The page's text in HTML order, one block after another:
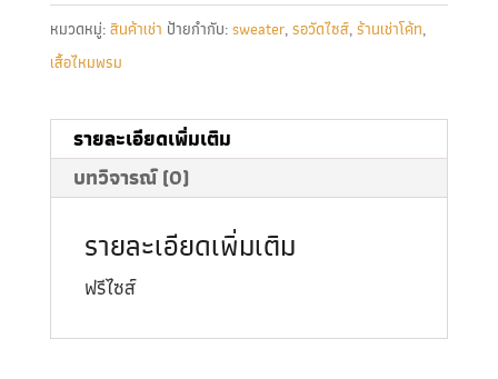
หมวดหมู่:สินค้าเช่า ป้ายกำกับ:sweater,รอวัดไซส์,ร้านเช่าโค้ท,
เสื้อไหมพรม
รายละเอียดเพิ่มเติม
บทวิจารณ์ (0)
รายละเอียดเพิ่มเติม
ฟรีไซส์